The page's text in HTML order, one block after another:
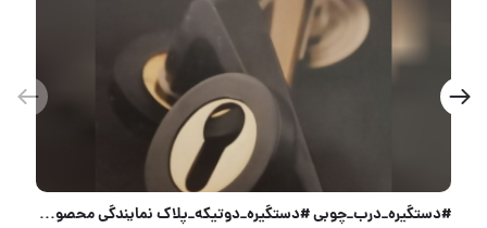
#دستگیره_درب_چوبی #دستگیره_دوتیکه_پلاک نمایندگی محصولات شرکت AK جهت بازدید مدلها و سفارش به پیچ اینس